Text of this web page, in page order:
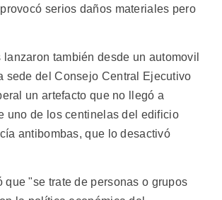
serios daños materiales pero
lanzaron también desde un automovil
sede del Consejo Central Ejecutivo
un artefacto que no llegó a
uno de los centinelas del edificio
antibombas, que lo desactivó
que "se trate de personas o grupos